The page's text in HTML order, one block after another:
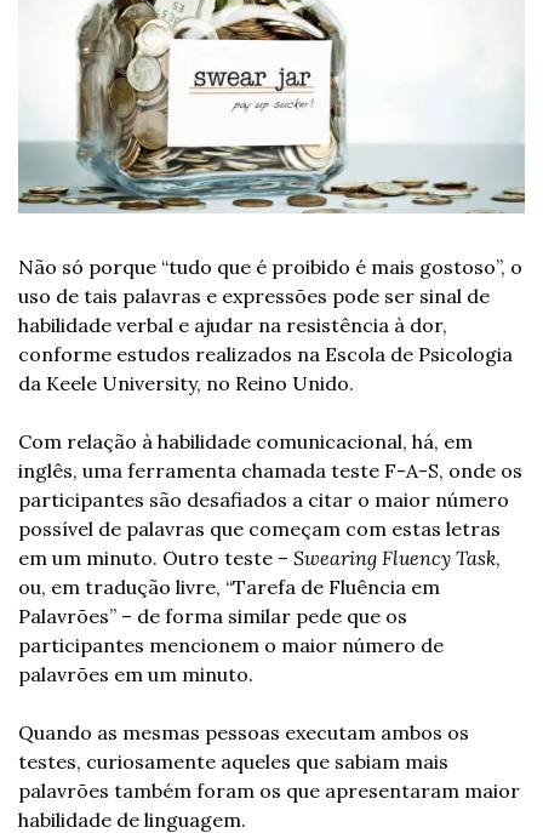
Não só porque “tudo que é proibido é mais gostoso”, o
uso de tais palavras e expressões pode ser sinal de
habilidade verbal e ajudar na resistência à dor,
conforme estudos realizados na Escola de Psicologia
da Keele University, no Reino Unido.
Com relação à habilidade comunicacional, há, em
inglês, uma ferramenta chamada teste F-A-S, onde os
participantes são desafiados a citar o maior número
possível de palavras que começam com estas letras
em um minuto. Outro teste – Swearing Fluency Task,
ou, em tradução livre, “Tarefa de Fluência em
Palavrões” – de forma similar pede que os
participantes mencionem o maior número de
palavrões em um minuto.
Quando as mesmas pessoas executam ambos os
testes, curiosamente aqueles que sabiam mais
palavrões também foram os que apresentaram maior
habilidade de linguagem.